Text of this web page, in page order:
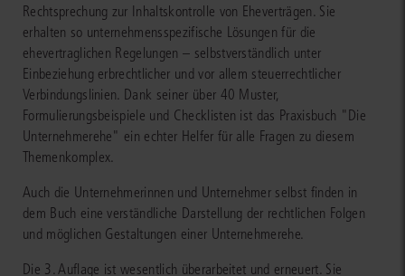
Rechtsprechung zur Inhaltskontrolle von Eheverträgen. Sie
erhalten so unternehmensspezifische Lösungen für die
ehevertraglichen Regelungen – selbstverständlich unter
Einbeziehung erbrechtlicher und vor allem steuerrechtlicher
Verbindungslinien. Dank seiner über 40 Muster,
Formulierungsbeispiele und Checklisten ist das Praxisbuch "Die
Unternehmerehe" ein echter Helfer für alle Fragen zu diesem
Themenkomplex.
Auch die Unternehmerinnen und Unternehmer selbst finden in
dem Buch eine verständliche Darstellung der rechtlichen Folgen
und möglichen Gestaltungen einer Unternehmerehe.
Die 3. Auflage ist wesentlich überarbeitet und erneuert. Sie